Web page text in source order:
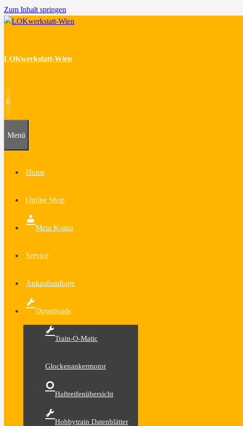
Zum Inhalt springen
LOKwerkstatt-Wien
0
Menü
Home
Online Shop
Mein Konto
Service
Ankaufsanfrage
Downloads
Train-O-Matic
Glockenankermotor
Haftreifenübersicht
Hobbytrain Datenblätter